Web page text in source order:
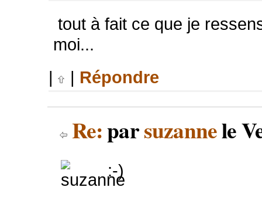
tout à fait ce que je
moi...
|
| Répondre
Re:parsuzannele
:-)